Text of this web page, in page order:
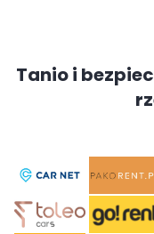
Tanio i